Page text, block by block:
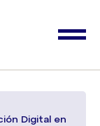
Digital en